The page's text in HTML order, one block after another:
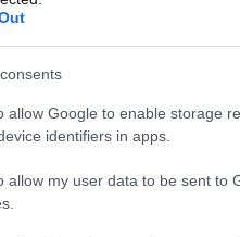
allow Google to enable storage
identifiers in apps.
allow my user data to be sent to